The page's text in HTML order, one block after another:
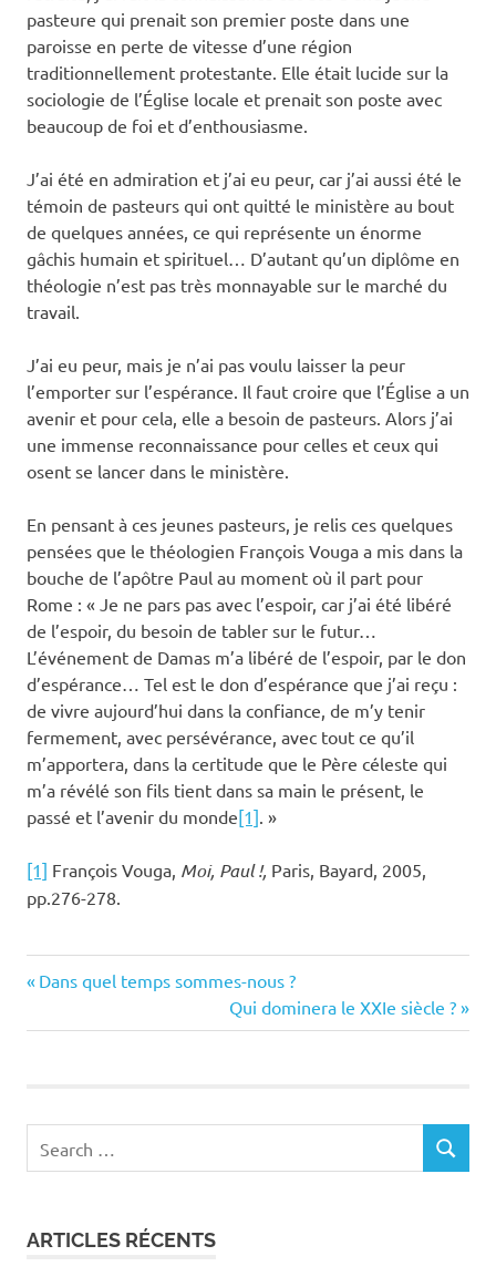
pasteure qui prenait son premier poste dans une
paroisse en perte de vitesse d’une région
traditionnellement protestante. Elle était lucide sur la
sociologie de l’Église locale et prenait son poste avec
beaucoup de foi et d’enthousiasme.
J’ai été en admiration et j’ai eu peur, car j’ai aussi été le
témoin de pasteurs qui ont quitté le ministère au bout
de quelques années, ce qui représente un énorme
gâchis humain et spirituel… D’autant qu’un diplôme en
théologie n’est pas très monnayable sur le marché du
travail.
J’ai eu peur, mais je n’ai pas voulu laisser la peur
l’emporter sur l’espérance. Il faut croire que l’Église a un
avenir et pour cela, elle a besoin de pasteurs. Alors j’ai
une immense reconnaissance pour celles et ceux qui
osent se lancer dans le ministère.
En pensant à ces jeunes pasteurs, je relis ces quelques
pensées que le théologien François Vouga a mis dans la
bouche de l’apôtre Paul au moment où il part pour
Rome : « Je ne pars pas avec l’espoir, car j’ai été libéré
de l’espoir, du besoin de tabler sur le futur…
L’événement de Damas m’a libéré de l’espoir, par le don
d’espérance… Tel est le don d’espérance que j’ai reçu :
de vivre aujourd’hui dans la confiance, de m’y tenir
fermement, avec persévérance, avec tout ce qu’il
m’apportera, dans la certitude que le Père céleste qui
m’a révélé son fils tient dans sa main le présent, le
passé et l’avenir du monde[1]. »
[1] François Vouga, Moi, Paul !, Paris, Bayard, 2005,
pp.276-278.
Navigation
de
Previous
Dans quel temps sommes-nous ?
Next
Post:
Qui dominera le XXIe siècle ?
for:
SEARCH
ARTICLES RÉCENTS